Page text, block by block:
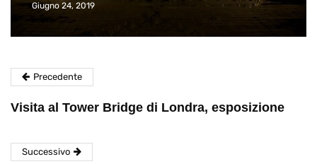
Giugno 24, 2019
Precedente
Visita al Tower Bridge di Londra, esposizione
Successivo